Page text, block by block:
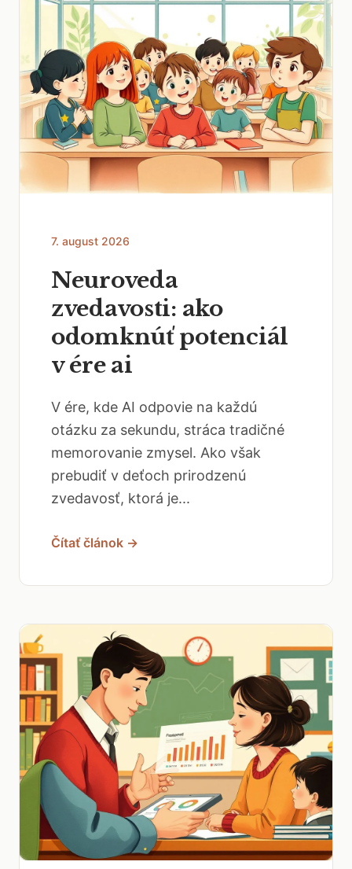
7. august 2026
Neuroveda
zvedavosti: ako
odomknúť potenciál
v ére ai
V ére, kde AI odpovie na každú
otázku za sekundu, stráca tradičné
memorovanie zmysel. Ako však
prebudiť v deťoch prirodzenú
zvedavosť, ktorá je...
Čítať článok →